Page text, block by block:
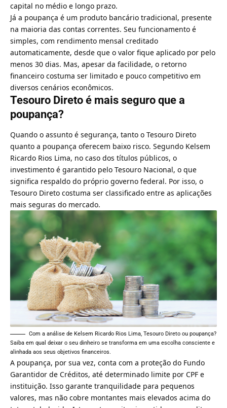
capital no médio e longo prazo.
Já a poupança é um produto bancário tradicional, presente
na maioria das contas correntes. Seu funcionamento é
simples, com rendimento mensal creditado
automaticamente, desde que o valor fique aplicado por pelo
menos 30 dias. Mas, apesar da facilidade, o retorno
financeiro costuma ser limitado e pouco competitivo em
diversos cenários econômicos.
Tesouro Direto é mais seguro que a
poupança?
Quando o assunto é segurança, tanto o Tesouro Direto
quanto a poupança oferecem baixo risco. Segundo Kelsem
Ricardo Rios Lima, no caso dos títulos públicos, o
investimento é garantido pelo Tesouro Nacional, o que
significa respaldo do próprio governo federal. Por isso, o
Tesouro Direto costuma ser classificado entre as aplicações
mais seguras do mercado.
Com a análise de Kelsem Ricardo Rios Lima, Tesouro Direto ou poupança?
Saiba em qual deixar o seu dinheiro se transforma em uma escolha consciente e
alinhada aos seus objetivos financeiros.
A poupança, por sua vez, conta com a proteção do Fundo
Garantidor de Créditos, até determinado limite por CPF e
instituição. Isso garante tranquilidade para pequenos
valores, mas não cobre montantes mais elevados acima do